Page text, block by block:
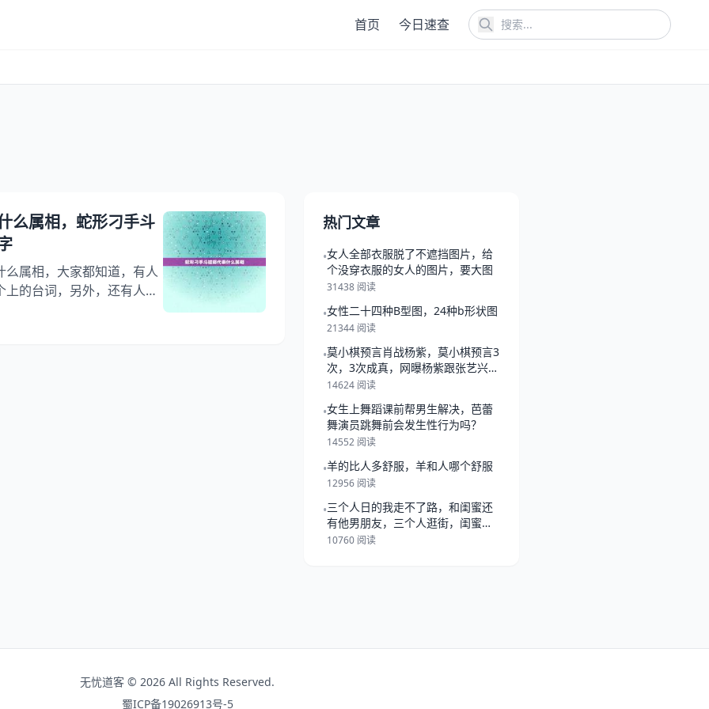
首页 今日速查
么属相，蛇形刁手斗
属相，大家都知道，有人
的台词，另外，还有人想
螂粤语版?你知道这是怎
观看王道主演的…，下面就
热门文章
•女人全部衣服脱了不遮挡图片，给
个没穿衣服的女人的图片，要大图
31438 阅读
•女性二十四种B型图，24种b形状图
21344 阅读
•莫小棋预言肖战杨紫，莫小棋预言3
次，3次成真，网曝杨紫跟张艺兴在
一起，
14624 阅读
•女生上舞蹈课前帮男生解决，芭蕾
舞演员跳舞前会发生性行为吗？
14552 阅读
•羊的比人多舒服，羊和人哪个舒服
12956 阅读
•三个人日的我走不了路，和闺蜜还
有他男朋友，三个人逛街，闺蜜总
是跟她男朋
10760 阅读
无忧道客 © 2026 All Rights Reserved.
蜀ICP备19026913号-5